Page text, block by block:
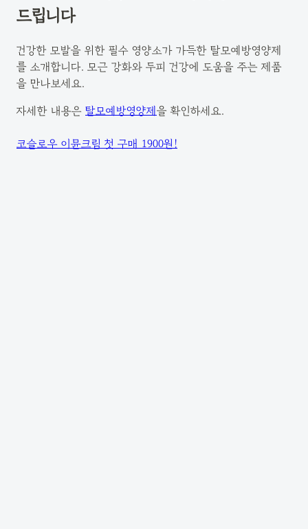
드립니다
건강한 모발을 위한 필수 영양소가 가득한 탈모예방영양제
를 소개합니다. 모근 강화와 두피 건강에 도움을 주는 제품
을 만나보세요.
자세한 내용은 탈모예방영양제 을 확인하세요.
코슬로우 이뮨크림 첫 구매 1900원!